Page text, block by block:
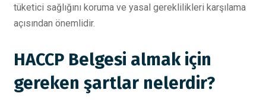
tüketici sağlığını koruma ve yasal gereklilikleri karşılama
açısından önemlidir.
HACCP Belgesi almak için
gereken şartlar nelerdir?